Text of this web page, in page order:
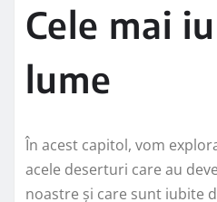
Cele mai
lume
În acest capitol, vom
acele deserturi care au
noastre și care sunt iubite